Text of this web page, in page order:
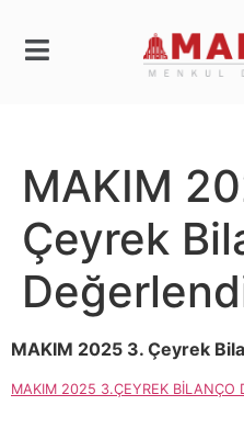
MAKIM
Çeyrek
MAKIM 2025 3. Çeyrek
MAKIM 2025 3.ÇEYREK BİLANÇO